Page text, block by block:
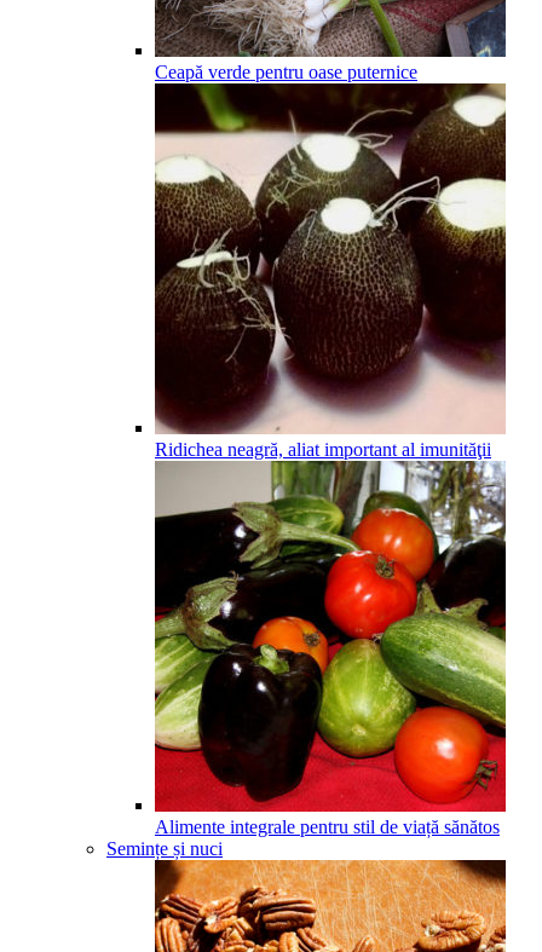
Ceapă verde pentru oase puternice
Ridichea neagră, aliat important al imunităţii
Alimente integrale pentru stil de viață sănătos
Semințe și nuci